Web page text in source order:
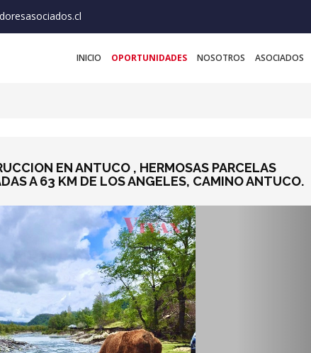
INICIO OPORTUNIDADES NOSOTROS ASOCIADOS
EN ANTUCO , HERMOSAS PARCELAS
A 63 KM DE LOS ANGELES, CAMINO ANTUCO.